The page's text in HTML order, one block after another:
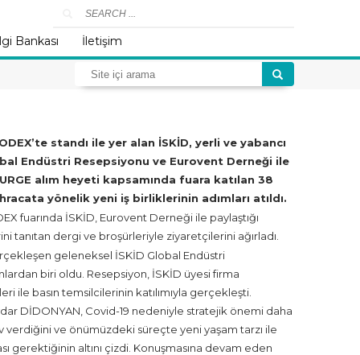
Bankası İletişim
standı ile yer alan İSKİD, yerli ve yabancı
Endüstri Resepsiyonu ve Eurovent Derneği ile
alım heyeti kapsamında fuara katılan 38
yönelik yeni iş birliklerinin adımları atıldı.
fuarında İSKİD, Eurovent Derneği ile paylaştığı
tanıtan dergi ve broşürleriyle ziyaretçilerini ağırladı.
geleneksel İSKİD Global Endüstri
biri oldu. Resepsiyon, İSKİD üyesi firma
basın temsilcilerinin katılımıyla gerçekleşti.
DİDONYAN, Covid-19 nedeniyle stratejik önemi daha
verdiğini ve önümüzdeki süreçte yeni yaşam tarzı ile
gerektiğinin altını çizdi. Konuşmasına devam eden